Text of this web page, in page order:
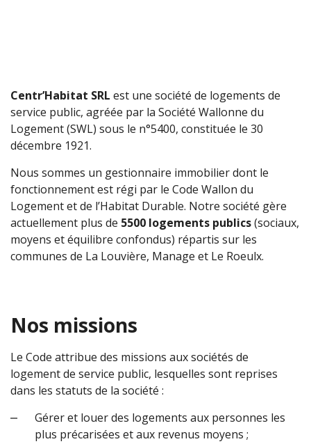
Centr’Habitat SRL est une société de logements de
service public, agréée par la Société Wallonne du
Logement (SWL) sous le n°5400, constituée le 30
décembre 1921.
Nous sommes un gestionnaire immobilier dont le
fonctionnement est régi par le Code Wallon du
Logement et de l’Habitat Durable. Notre société gère
actuellement plus de 5500 logements publics(sociaux,
moyens et équilibre confondus) répartis sur les
communes de La Louvière, Manage et Le Roeulx.
Nos missions
Le Code attribue des missions aux sociétés de
logement de service public, lesquelles sont reprises
dans les statuts de la société :
Gérer et louer des logements aux personnes les
plus précarisées et aux revenus moyens ;